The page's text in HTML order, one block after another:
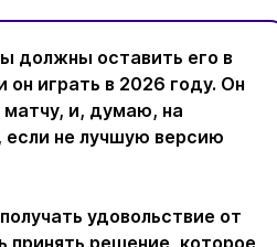
должны оставить его в
он играть в 2026 году. Он
матчу, и, думаю, на
не лучшую версию
удовольствие от
принять решение, которое